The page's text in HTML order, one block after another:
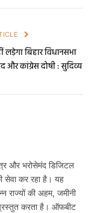
लड़ेगा बिहार विधानसभा
और कांग्रेस दोषी : सुदिव्य
और भरोसेमंद डिजिटल
सेवा कर रहा है। यह
राज्यों की अहम, जमीनी
करता है। ऑफबीट